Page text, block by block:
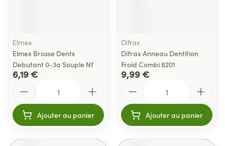
Elmex
Elmex Brosse Dents
Debutant 0-3a Souple Nf
6,19 €
Ajouter au panier
Difrax
Difrax Anneau Dentition
Froid Combi 8201
9,99 €
Ajouter au panier